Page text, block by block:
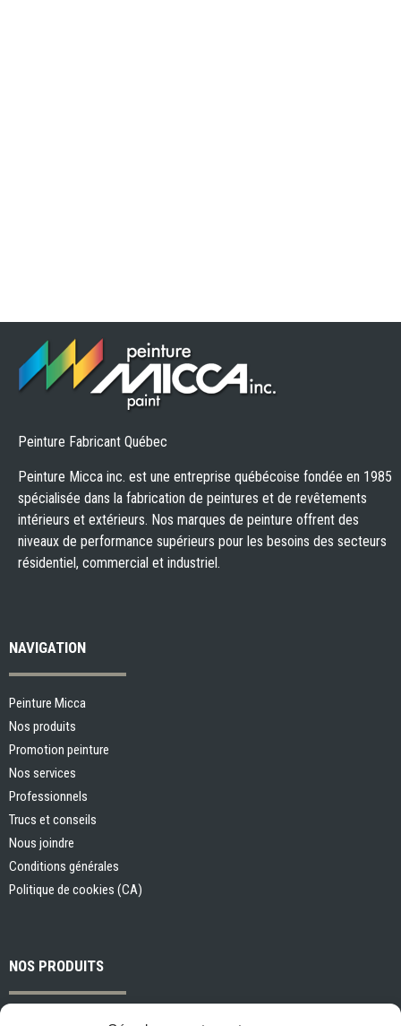
Peinture Fabricant Québec
Peinture Micca inc. est une entreprise québécoise fondée en 1985
spécialisée dans la fabrication de peintures et de revêtements
intérieurs et extérieurs. Nos marques de peinture offrent des
niveaux de performance supérieurs pour les besoins des secteurs
résidentiel, commercial et industriel.
NAVIGATION
Peinture Micca
Nos produits
Promotion peinture
Nos services
Professionnels
Trucs et conseils
Nous joindre
Conditions générales
Politique de cookies (CA)
NOS PRODUITS
Peintures et apprêts d’intérieur